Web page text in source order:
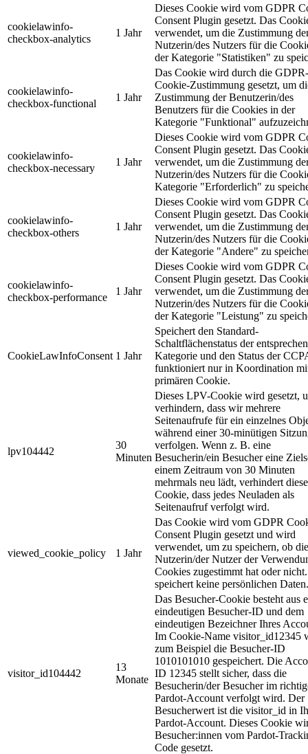
cookielawinfo-
checkbox-analytics
1 Jahr
Dieses Cookie wird vom GDPR
Consent Plugin gesetzt. Das
verwendet, um die Zustimmung
Nutzerin/des Nutzers für die
der Kategorie "Statistiken" zu
cookielawinfo-
checkbox-functional
1 Jahr
Das Cookie wird durch die GDPR-
Cookie-Zustimmung gesetzt, um
Zustimmung der Benutzerin/des
Benutzers für die Cookies in der
Kategorie "Funktional"
cookielawinfo-
checkbox-necessary
1 Jahr
Dieses Cookie wird vom GDPR
Consent Plugin gesetzt. Das
verwendet, um die Zustimmung
Nutzerin/des Nutzers für die
Kategorie "Erforderlich" zu
cookielawinfo-
checkbox-others
1 Jahr
Dieses Cookie wird vom GDPR
Consent Plugin gesetzt. Das
verwendet, um die Zustimmung
Nutzerin/des Nutzers für die
der Kategorie "Andere" zu
cookielawinfo-
checkbox-performance
1 Jahr
Dieses Cookie wird vom GDPR
Consent Plugin gesetzt. Das
verwendet, um die Zustimmung
Nutzerin/des Nutzers für die
der Kategorie "Leistung" zu
CookieLawInfoConsent 1 Jahr
Speichert den Standard-
Schaltflächenstatus der
Kategorie und den Status der
funktioniert nur in Koordination
primären Cookie.
lpv104442
30
Minuten
Dieses LPV-Cookie wird gesetzt,
verhindern, dass wir mehrere
Seitenaufrufe für ein einzelnes
während einer 30-minütigen
verfolgen. Wenn z. B. eine
Besucherin/ein Besucher eine
einem Zeitraum von 30 Minuten
mehrmals neu lädt, verhindert
Cookie, dass jedes Neuladen als
Seitenaufruf verfolgt wird.
viewed_cookie_policy 1 Jahr
Das Cookie wird vom GDPR
Consent Plugin gesetzt und wird
verwendet, um zu speichern, ob die
Nutzerin/der Nutzer der
Cookies zugestimmt hat oder
speichert keine persönlichen Daten.
visitor_id104442
13
Monate
Das Besucher-Cookie besteht aus
eindeutigen Besucher-ID und dem
eindeutigen Bezeichner Ihres
Im Cookie-Name visitor_id12345
zum Beispiel die Besucher-ID
1010101010 gespeichert. Die
ID 12345 stellt sicher, dass die
Besucherin/der Besucher im
Pardot-Account verfolgt wird. Der
Besucherwert ist die visitor_id in
Pardot-Account. Dieses Cookie
Besucher:innen vom Pardot-
Code gesetzt.